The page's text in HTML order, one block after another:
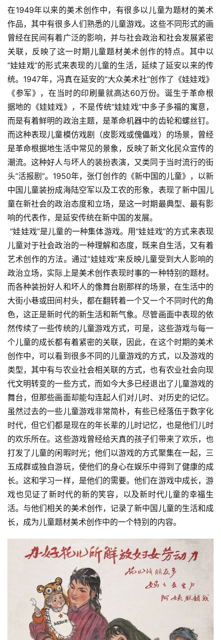
在1949年以来的美术创作中，有很多以儿童为题材的美术
作品，其中有很多人们熟悉的儿童游戏。这些不同形式的画
曾经在民间有着广泛的影响，并与社会政治和社会发展紧密
关联，反映了这一时期儿童题材美术创作的特点。其中以
“娃娃戏”的形式来表现的儿童的生活，延续了延安以来的传
统。1947年，冯真在延安的“大众美术社”创作了《娃娃戏》
《参军》，在当时的印刷量就高达60万份。诞生于革命根
据地的《娃娃戏》，不是传统“娃娃戏”中多子多福的寓意，
而是有着鲜明的政治主题，是革命机器中的齿轮和螺丝钉。
而这种表现儿童模仿戏剧（皮影戏或傀儡戏）的场景，曾经
是革命根据地生活中常见的景象，反映了新文化民众宣传的
潮流。这种好人与坏人的装扮表演，又类同于当时流行的街
头“活报剧”。1950年，张仃创作的《新中国的儿童》，以新
中国儿童装扮成海陆空军以及工农的形象，表现了新中国儿
童在新社会的政治态度和立场，是这一时期最典型、最有影
响的代表作，是延安传统在新中国的发展。
“娃娃戏”是儿童的一种集体游戏。用“娃娃戏”的方式来表现
儿童对于社会政治的一种理解和态度，既来自生活，又有着
艺术创作的方法。通过“娃娃戏”来反映儿童受到大人影响的
政治立场，实际上是美术创作表现时事的一种特别的题材。
而各种装扮好人和坏人的像舞台剧那样的场景，在生活中的
大街小巷或田间村头，都在翻转着一个又一个不同时代的角
色，这正是新时代的新生活和新气象。尽管画面中表现的依
然传续了一些传统的儿童游戏方式，可是，这些游戏与每一
个儿童的成长都有着紧密的关联，因此，在这个时期的美术
创作中，可以看到很多不同的儿童游戏的方式，以及游戏的
类型，其中有与农业社会相关联的方式，也有农业社会向现
代文明转变的一些方式，而如今大多已经退出了儿童游戏的
舞台，但那些画面却能勾连起人们对儿时、对历史的记忆。
虽然过去的一些儿童游戏非常简朴，有些已经落伍于数字化
时代，但它们都是现在的年长辈的儿时记忆，也是他们儿时
的欢乐所在。这些游戏曾经给天真的孩子们带来了欢乐，也
打发了儿童的闲暇时光；他们以游戏的方式聚集在一起，三
五成群或独自游玩，使他们的身心在娱乐中得到了健康的成
长。这和学习一样，是他们的需要。他们在游戏中成长，游
戏也见证了新时代的新的笑容，以及新时代儿童的幸福生
活。与他们相关的美术创作，记录了新中国儿童的生活和成
长，成为儿童题材美术创作中的一个特别的内容。